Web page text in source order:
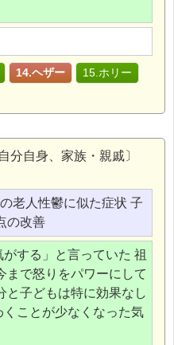
14.ヘザー
15.ホリー
自身、家族・親戚〕
老人性鬱に似た症状 子
の改善
する」と言っていた 祖
まで怒りをパワーにして
と子どもは特に効果なし
ことが少なくなった気